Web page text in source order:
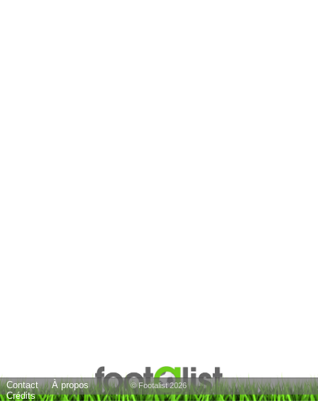
Contact
À propos
Crédits
© Footalist 2026